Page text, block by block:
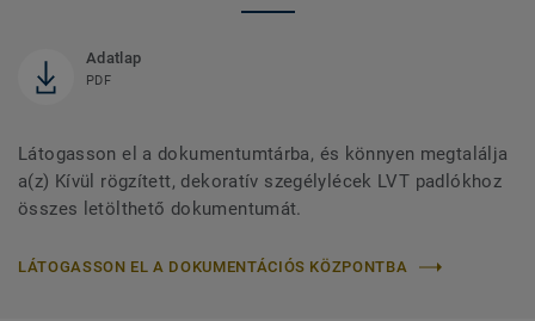
Adatlap
PDF
Látogasson el a dokumentumtárba, és könnyen megtalálja
a(z) Kívül rögzített, dekoratív szegélylécek LVT padlókhoz
összes letölthető dokumentumát.
LÁTOGASSON EL A DOKUMENTÁCIÓS KÖZPONTBA